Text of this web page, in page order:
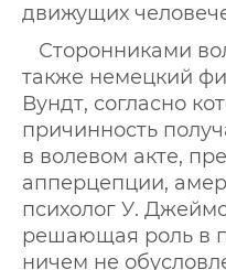
движущих
Сторонниками
также немецкий
Вундт, согласно
причинность
в волевом акте,
апперцепции,
психолог У.
решающая роль в
ничем не